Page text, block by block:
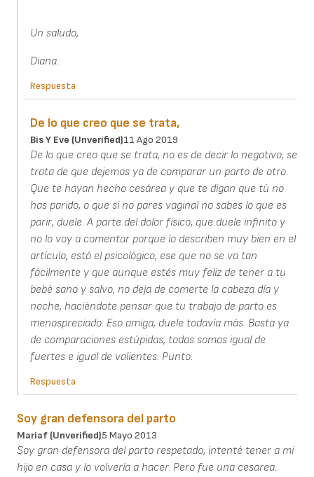
Un saludo,
Diana.
Respuesta
De lo que creo que se trata,
Bis Y Eve (unverified)11 Ago 2019
De lo que creo que se trata, no es de decir lo negativo, se
trata de que dejemos ya de comparar un parto de otro.
Que te hayan hecho cesárea y que te digan que tú no
has parido, o que si no pares vaginal no sabes lo que es
parir, duele. A parte del dolor físico, que duele infinito y
no lo voy a comentar porque lo describen muy bien en el
artículo, está el psicológico, ese que no se va tan
fácilmente y que aunque estés muy feliz de tener a tu
bebé sano y salvo, no deja de comerte la cabeza día y
noche, haciéndote pensar que tu trabajo de parto es
menospreciado. Eso amiga, duele todavía más. Basta ya
de comparaciones estúpidas, todas somos igual de
fuertes e igual de valientes. Punto.
Respuesta
Soy gran defensora del parto
Mariaf (unverified)5 Mayo 2013
Soy gran defensora del parto respetado, intenté tener a mi
hijo en casa y lo volvería a hacer. Pero fue una cesarea.